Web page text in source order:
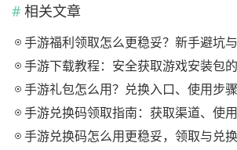
相关文章
手游福利领取怎么更稳妥？新手避坑
手游下载教程：安全获取游戏安装包
手游礼包怎么用？兑换入口、使用步
手游兑换码领取指南：获取渠道、使
手游兑换码怎么用更稳妥，领取与兑